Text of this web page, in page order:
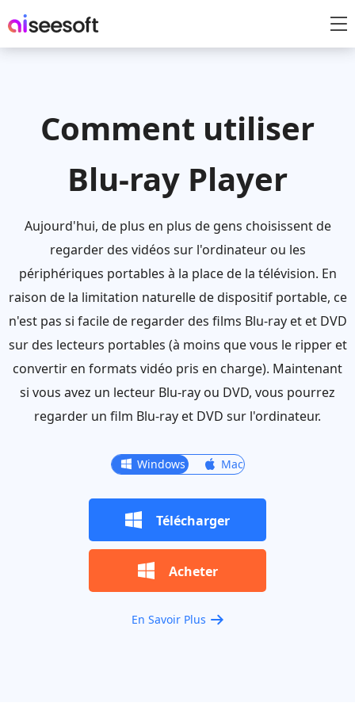
Comment utiliser
Blu-ray Player
Aujourd'hui, de plus en plus de gens choisissent de
regarder des vidéos sur l'ordinateur ou les
périphériques portables à la place de la télévision. En
raison de la limitation naturelle de dispositif portable, ce
n'est pas si facile de regarder des films Blu-ray et et DVD
sur des lecteurs portables (à moins que vous le ripper et
convertir en formats vidéo pris en charge). Maintenant
si vous avez un lecteur Blu-ray ou DVD, vous pourrez
regarder un film Blu-ray et DVD sur l'ordinateur.
Windows Mac
Windows
Télécharger
Acheter
En Savoir Plus